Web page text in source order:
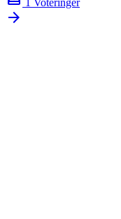
arrow_forward